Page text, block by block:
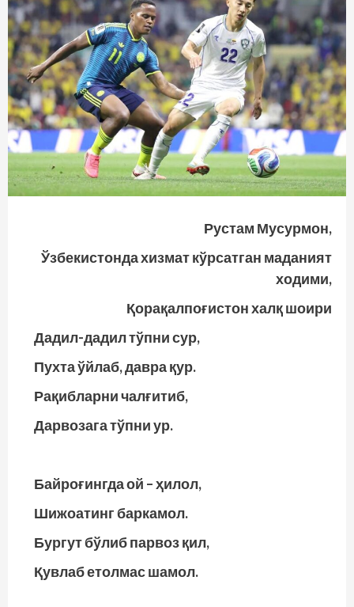
Рустам Мусурмон,
Ўзбекистонда хизмат кўрсатган маданият
ходими,
Қорақалпоғистон халқ шоири
Дадил-дадил тўпни сур,
Пухта ўйлаб, давра қур.
Рақибларни чалғитиб,
Дарвозага тўпни ур.
Байроғингда ой – ҳилол,
Шижоатинг баркамол.
Бургут бўлиб парвоз қил,
Қувлаб етолмас шамол.